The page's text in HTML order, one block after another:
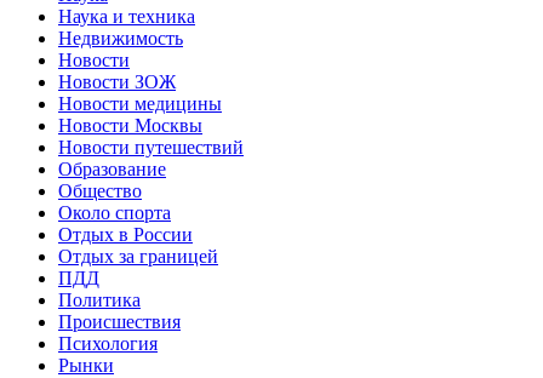
Наука и техника
Недвижимость
Новости
Новости ЗОЖ
Новости медицины
Новости Москвы
Новости путешествий
Образование
Общество
Около спорта
Отдых в России
Отдых за границей
ПДД
Политика
Происшествия
Психология
Рынки